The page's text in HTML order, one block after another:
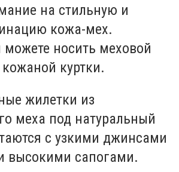
на стильную и
кожа-мех.
носить меховой
куртки.
жилетки из
меха под натуральный
с узкими джинсами
высокими сапогами.